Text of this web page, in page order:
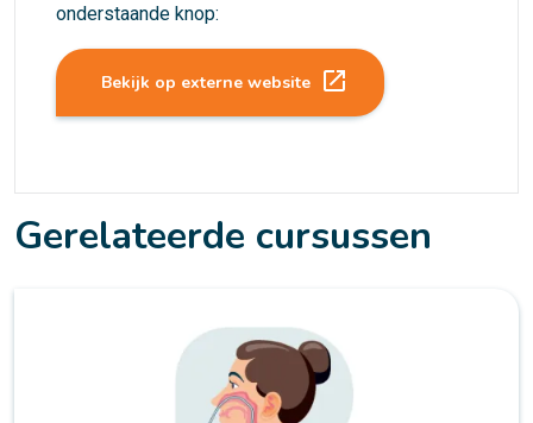
onderstaande knop:
Bekijk op externe website launch
Gerelateerde cursussen